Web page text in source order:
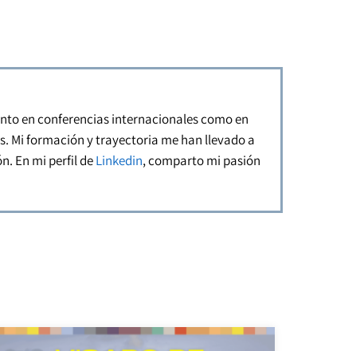
en conferencias internacionales como en
Mi formación y trayectoria me han llevado a
En mi perfil deLinkedin, comparto mi pasión